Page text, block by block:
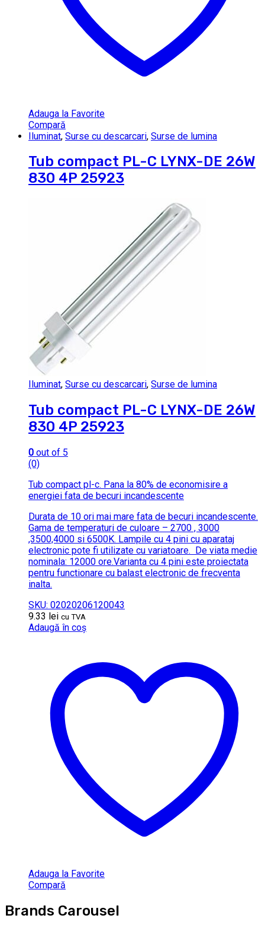
Adauga la Favorite
Compară
Iluminat, Surse cu descarcari, Surse de lumina
Tub compact PL-C LYNX-DE 26W
830 4P 25923
Iluminat, Surse cu descarcari, Surse de lumina
Tub compact PL-C LYNX-DE 26W
830 4P 25923
0 out of 5
(0)
Tub compact pl-c. Pana la 80% de economisire a
energiei fata de becuri incandescente
Durata de 10 ori mai mare fata de becuri incandescente.
Gama de temperaturi de culoare – 2700 , 3000
,3500,4000 si 6500K. Lampile cu 4 pini cu aparataj
electronic pote fi utilizate cu variatoare.
De viata medie
nominala: 12000 ore.Varianta cu 4 pini este proiectata
pentru functionare cu balast electronic de frecventa
inalta.
SKU: 02020206120043
9.33 lei cu TVA
Adaugă în coș
Adauga la Favorite
Compară
Brands Carousel